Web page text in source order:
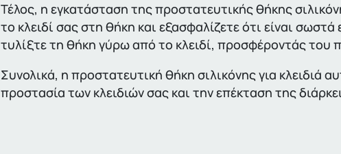
Τέλος, η εγκατάσταση της προστατευτικής θήκης
το κλειδί σας στη θήκη και εξασφαλίζετε ότι είναι
τυλίξτε τη θήκη γύρω από το κλειδί, προσφέροντάς του
Συνολικά, η προστατευτική θήκη σιλικόνης για κλειδιά
προστασία των κλειδιών σας και την επέκταση της